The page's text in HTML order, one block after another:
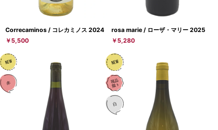
Correcaminos / コレカミノス 2024
￥5,500
rosa marie / ローザ・マリー 2025
￥5,280